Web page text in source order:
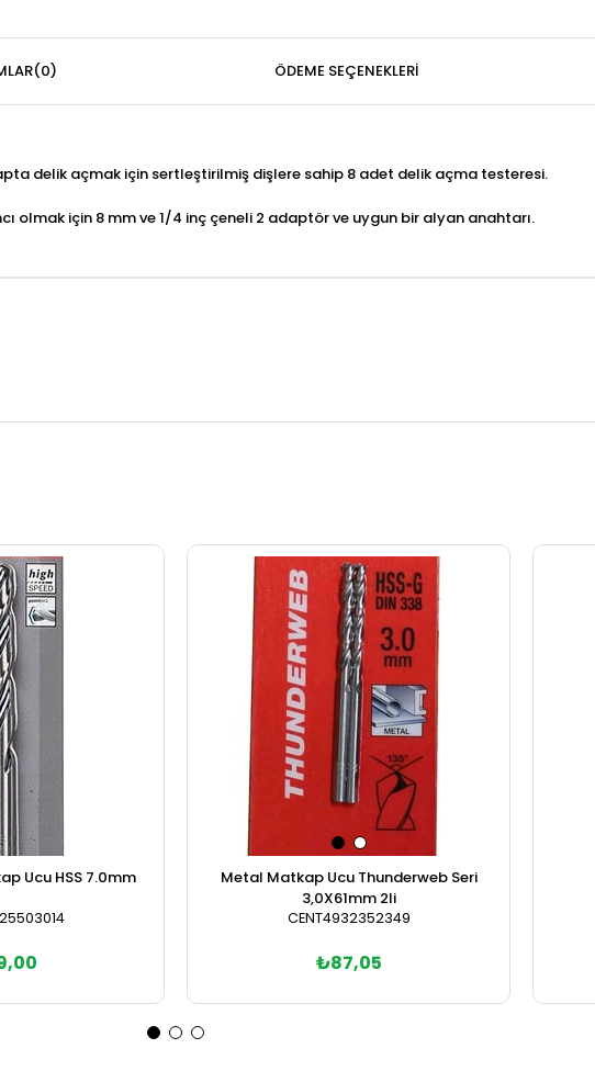
(0) ÖDEME SEÇENEKLERI
delik açmak için sertleştirilmiş dişlere sahip 8 adet delik açma testeresi.
olmak için 8 mm ve 1/4 inç çeneli 2 adaptör ve uygun bir alyan anahtarı.
Ucu HSS 7.0mm
Metal Matkap Ucu Thunderweb Seri
3,0X61mm 2li
CENT4932352349
₺87,05